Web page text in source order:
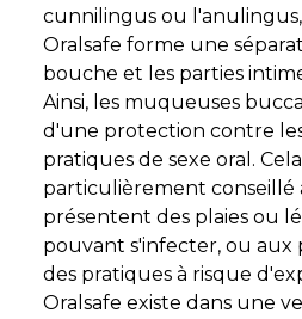
cunnilingus ou
Oralsafe forme une
bouche et les parties
Ainsi, les muqueuses
d'une protection contre
pratiques de sexe oral.
particulièrement conseillé
présentent des plaies ou
pouvant s'infecter, ou aux
des pratiques à risque
Oralsafe existe dans une